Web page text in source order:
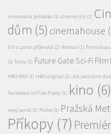
animovaná pohádka (1) cinema city (1)
dům (5) cinemahouse
Elli a parta příšeráků (1) festival (1) filmová
(1) filmy (1) Future Gate Sci-Fi Film
HBO MAX (1) HBO original (1) Jak zachránit
Sandokan míří do Prahy (1) kino (6)
nový seriál (1) Praha (1) Pražská
Příkopy (7)